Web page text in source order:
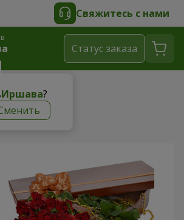
Свяжитесь с нами
Иршава?
Cтатус заказа